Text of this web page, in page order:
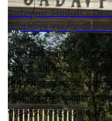
Jadavpur Student's Death
মৃত্যুর ঘটনায় স্বত:প্রণোদিত
এবার সেই স্বীকৃতি দিতে
আসছে এনবিএ-এর
বিশ্ববিদ্যালয় সূত্রে খবর,
তিনটি কোর্সের মূল্যায়নে
পরিদর্শনে আসবে এনবিএ-র